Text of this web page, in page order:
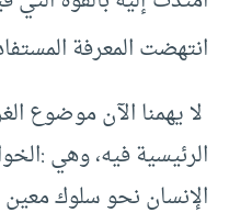
انتهضت المعرفة
لا يهمنا الآن موضوع
الرئيسية فيه، وهي
الإنسان نحو سلوك